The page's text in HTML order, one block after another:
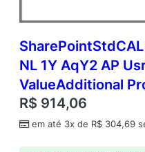
NL 1Y AqY2 AP
ValueAdditional
R$ 914,06
em até 3x de R$ 304,69